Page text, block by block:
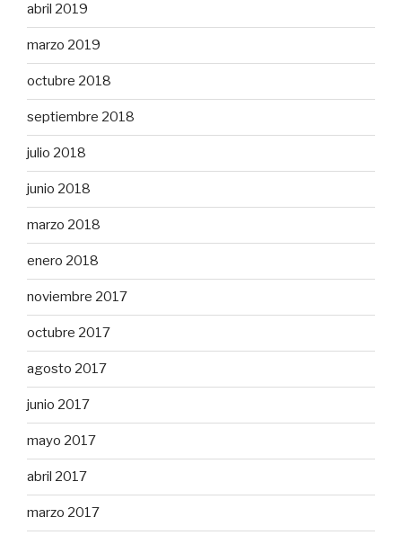
abril 2019
marzo 2019
octubre 2018
septiembre 2018
julio 2018
junio 2018
marzo 2018
enero 2018
noviembre 2017
octubre 2017
agosto 2017
junio 2017
mayo 2017
abril 2017
marzo 2017